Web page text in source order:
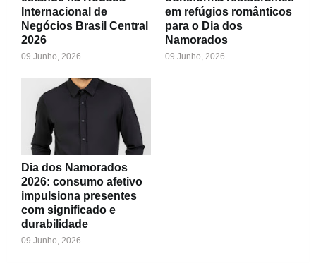
Internacional de
Negócios Brasil Central
2026
09 Junho, 2026
em refúgios românticos
para o Dia dos
Namorados
09 Junho, 2026
Dia dos Namorados
2026: consumo afetivo
impulsiona presentes
com significado e
durabilidade
09 Junho, 2026